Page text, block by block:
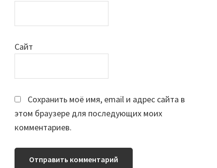
Сайт
Сохранить моё имя, email и адрес сайта в
этом браузере для последующих моих
комментариев.